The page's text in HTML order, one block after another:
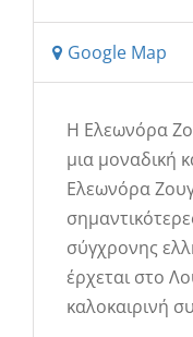
Google Map
Η Ελεωνόρα
μια μοναδική
Ελεωνόρα
σύγχρονης
έρχεται στο
καλοκαιρινή